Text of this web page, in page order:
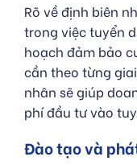
Rõ về định biên
trong việc tuyển
hoạch đảm bảo
cần theo từng
nhân sẽ giúp
phí đầu tư vào
Đào tạo và